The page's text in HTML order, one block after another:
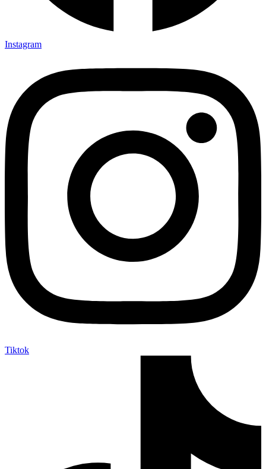
Instagram
Tiktok